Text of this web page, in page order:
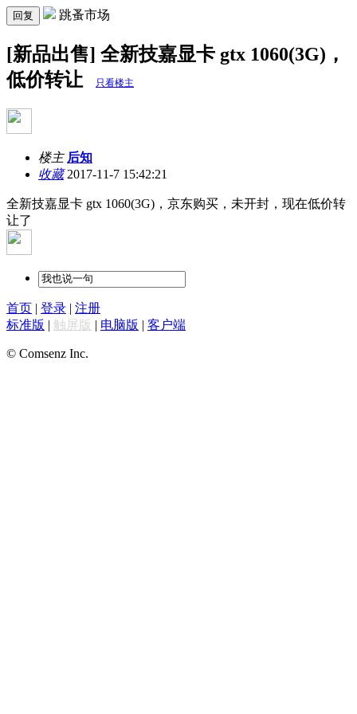
回复 跳蚤市场
[新品出售] 全新技嘉显卡 gtx 1060(3G)，
低价转让
只看楼主
楼主 后知
收藏2017-11-7 15:42:21
全新技嘉显卡 gtx 1060(3G)，京东购买，未开封，现在低价转
让了
首页 | 登录 | 注册
标准版 | 触屏版 | 电脑版 | 客户端
© Comsenz Inc.